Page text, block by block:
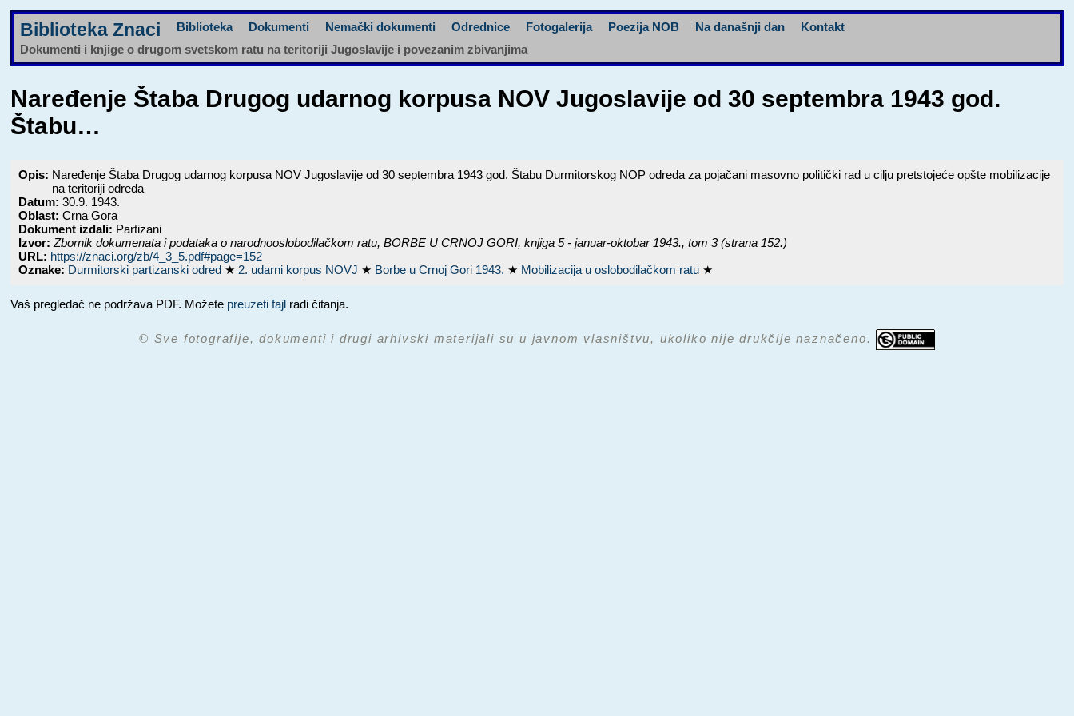
Biblioteka Znaci Biblioteka Dokumenti Nemački dokumenti Odrednice Fotogalerija Poezija NOB Na današnji dan
Kontakt
Dokumenti i knjige o drugom svetskom ratu na teritoriji Jugoslavije i povezanim zbivanjima
Naređenje Štaba Drugog udarnog korpusa NOV Jugoslavije od 30 septembra 1943 god.
Štabu…
Opis: Naređenje Štaba Drugog udarnog korpusa NOV Jugoslavije od 30 septembra 1943 god. Štabu Durmitorskog NOP odreda za pojačani masovno politički rad u cilju pretstojeće opšte mobilizacije
na teritoriji odreda
Datum:30.9. 1943.
Oblast: Crna Gora
Dokument izdali: Partizani
Izvor: Zbornik dokumenata i podataka o narodnooslobodilačkom ratu,BORBE U CRNOJ GORI, knjiga 5 - januar-oktobar 1943., tom 3 (strana 152.)
URL: https://znaci.org/zb/4_3_5.pdf#page=152
Oznake: Durmitorski partizanski odred ★ 2. udarni korpus NOVJ ★ Borbe u Crnoj Gori 1943. ★ Mobilizacija u oslobodilačkom ratu ★
Vaš pregledač ne podržava PDF. Možete preuzeti fajl radi čitanja.
© Sve fotografije, dokumenti i drugi arhivski materijali su u javnom vlasništvu, ukoliko nije drukčije naznačeno.